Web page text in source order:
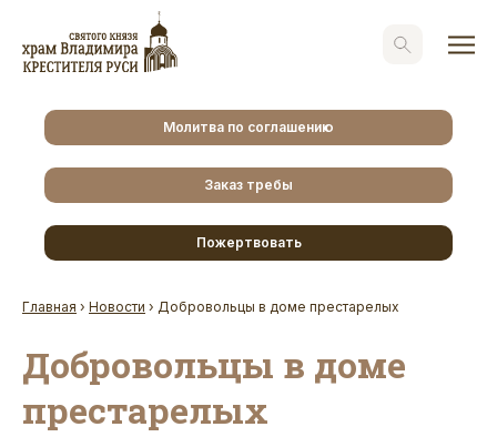
Молитва по соглашению
Заказ требы
Пожертвовать
Главная › Новости › Добровольцы в доме престарелых
Добровольцы в доме
престарелых